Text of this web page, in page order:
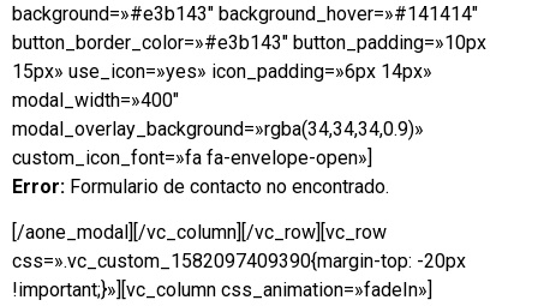
background=»#e3b143″ background_hover=»#141414″
button_border_color=»#e3b143″ button_padding=»10px
15px» use_icon=»yes» icon_padding=»6px 14px»
modal_width=»400″
modal_overlay_background=»rgba(34,34,34,0.9)»
custom_icon_font=»fa fa-envelope-open»]
Error: Formulario de contacto no encontrado.
[/aone_modal][/vc_column][/vc_row][vc_row
css=».vc_custom_1582097409390{margin-top: -20px
!important;}»][vc_column css_animation=»fadeIn»]